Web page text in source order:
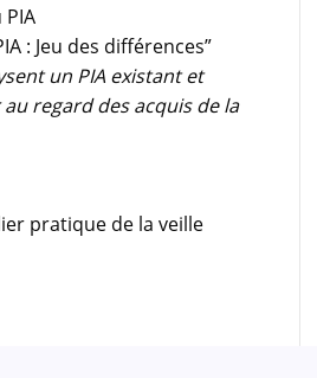
: Jeu des différences”
un PIA existant et
regard des acquis de la
pratique de la veille